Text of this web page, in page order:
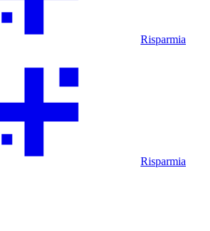
Risparmia
Risparmia